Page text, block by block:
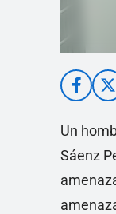
Un
Sáenz